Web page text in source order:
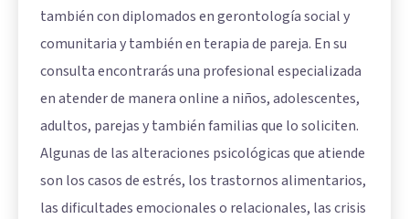
también con diplomados en gerontología social y
comunitaria y también en terapia de pareja. En su
consulta encontrarás una profesional especializada
en atender de manera online a niños, adolescentes,
adultos, parejas y también familias que lo soliciten.
Algunas de las alteraciones psicológicas que atiende
son los casos de estrés, los trastornos alimentarios,
las dificultades emocionales o relacionales, las crisis